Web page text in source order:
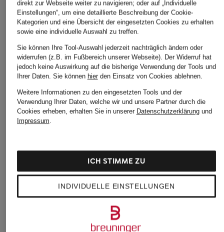
adidas
Laufschuhe
ULTRABOOST LIGHT
CHF 95
Ursprünglich:CHF 230
BROOKS
Laufschuhe GLYCERIN
23
CHF 229
Laufschuhe AIR
ZOOM PEGASUS
CHF 169
Weitere Kategorien
adidas Pink
direkt zur Webseite weiter zu navigieren; oder auf „Individuelle
Einstellungen“, um eine detaillierte Beschreibung der Cookie-
Kategorien und eine Übersicht der eingesetzten Cookies zu erhalten
sowie eine individuelle Auswahl zu treffen.
Sie können Ihre Tool-Auswahl jederzeit nachträglich ändern oder
widerrufen (z.B. im Fußbereich unserer Webseite). Der Widerruf hat
jedoch keine Auswirkung auf die bisherige Verwendung der Tools und
Ihrer Daten. Sie können hierden Einsatz von Cookies ablehnen.
Weitere Informationen zu den eingesetzten Tools und der
Verwendung Ihrer Daten, welche wir und unsere Partner durch die
Cookies erheben, erhalten Sie in unserer Datenschutzerklärungund
Impressum.
INDIVIDUELLE EINSTELLUNGEN
ICH STIMME ZU